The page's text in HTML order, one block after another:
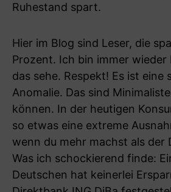
Ruhestand spart.
Hier im Blog sind Leser, die
Prozent. Ich bin immer wieder
das sehe. Respekt! Es ist eine
Anomalie. Das sind
können. In der heutigen
so etwas eine extreme
wenn du mehr machst als der
Was ich schockierend finde:
Deutschen hat keinerlei